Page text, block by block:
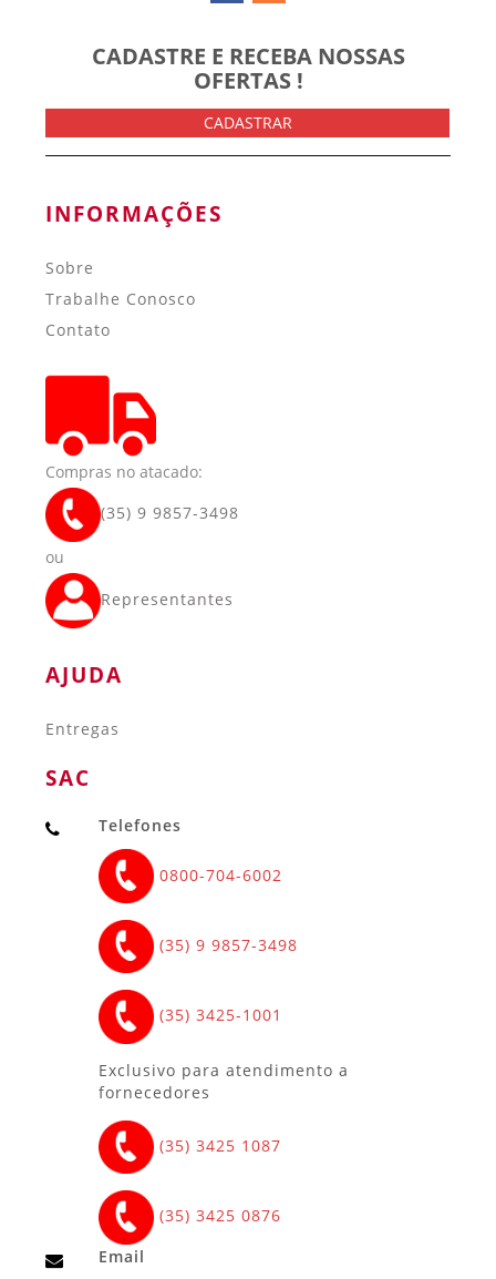
CADASTRE E RECEBA NOSSAS
OFERTAS !
CADASTRAR
INFORMAÇÕES
Sobre
Trabalhe Conosco
Contato
Compras no atacado:
(35) 9 9857-3498
ou
Representantes
AJUDA
Entregas
SAC
Telefones
0800-704-6002
(35) 9 9857-3498
(35) 3425-1001
Exclusivo para atendimento a
fornecedores
(35) 3425 1087
(35) 3425 0876
Email